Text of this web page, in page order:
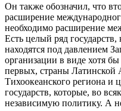
Он также обозначил, что
расширение
необходимо расширение
Есть целый ряд
находятся под давлением
организации в виде хотя
первых, страны Латинской
Тихоокеанского региона и
государств, которые, во
независимую политику. А